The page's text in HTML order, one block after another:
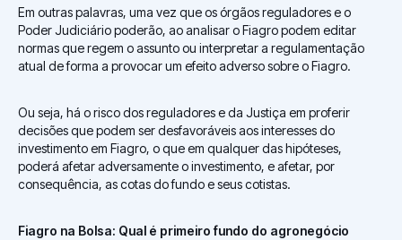
Em outras palavras, uma vez que os órgãos reguladores e o
Poder Judiciário poderão, ao analisar o Fiagro podem editar
normas que regem o assunto ou interpretar a regulamentação
atual de forma a provocar um efeito adverso sobre o Fiagro.
Ou seja, há o risco dos reguladores e da Justiça em proferir
decisões que podem ser desfavoráveis aos interesses do
investimento em Fiagro, o que em qualquer das hipóteses,
poderá afetar adversamente o investimento, e afetar, por
consequência, as cotas do fundo e seus cotistas.
Fiagro na Bolsa: Qual é primeiro fundo do agronegócio